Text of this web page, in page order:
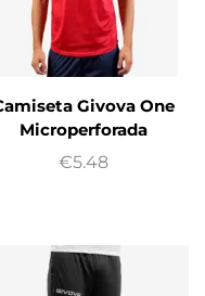
Givova One
Microperforada
€5.48